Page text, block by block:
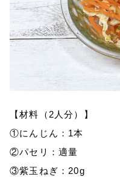
【材料（2人分）】
①にんじん：1本
②パセリ：適量
③紫玉ねぎ：20g